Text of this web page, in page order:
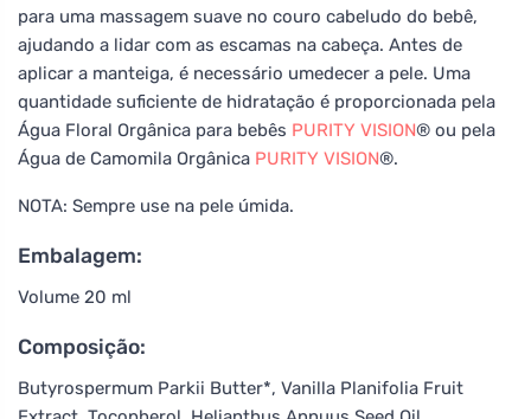
para uma massagem suave no couro cabeludo do bebê,
ajudando a lidar com as escamas na cabeça. Antes de
aplicar a manteiga, é necessário umedecer a pele. Uma
quantidade suficiente de hidratação é proporcionada pela
Água Floral Orgânica para bebês PURITY VISION® ou pela
Água de Camomila Orgânica PURITY VISION®.
NOTA: Sempre use na pele úmida.
Embalagem:
Volume 20 ml
Composição:
Butyrospermum Parkii Butter*, Vanilla Planifolia Fruit